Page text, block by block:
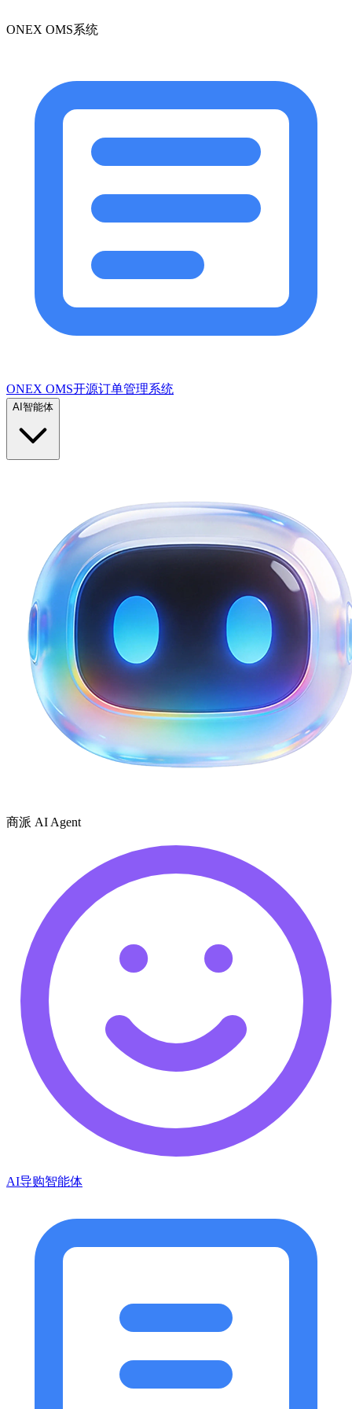
ONEX OMS系统
ONEX OMS开源订单管理系统
AI智能体
商派 AI Agent
AI导购智能体